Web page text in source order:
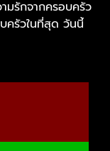
รักจากครอบครัว
ครัวในที่สุด วันนี้